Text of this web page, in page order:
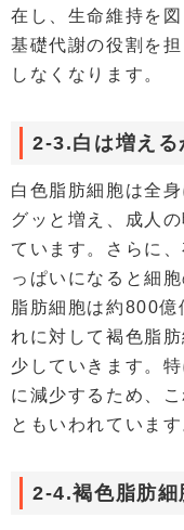
在し、生命維持を
基礎代謝の役割を
しなくなります。
2-3.白は増える
白色脂肪細胞は全
グッと増え、成人
ています。さらに
っぱいになると細
脂肪細胞は約800億
れに対して褐色脂
少していきます。
に減少するため、
ともいわれています
2-4.褐色脂肪細